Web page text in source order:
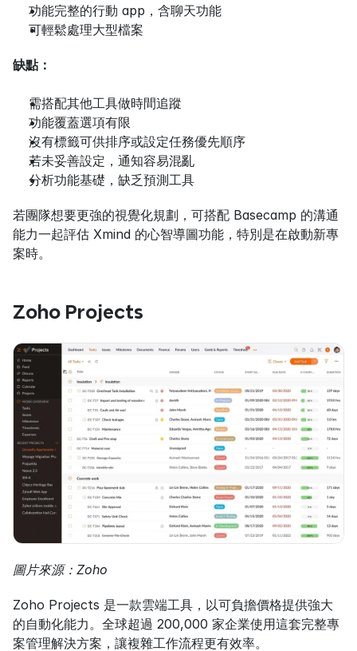
功能完整的行動 app，含聊天功能
可輕鬆處理大型檔案
缺點：
需搭配其他工具做時間追蹤
功能覆蓋選項有限
沒有標籤可供排序或設定任務優先順序
若未妥善設定，通知容易混亂
分析功能基礎，缺乏預測工具
若團隊想要更強的視覺化規劃，可搭配 Basecamp 的溝通
能力一起評估 Xmind 的心智導圖功能，特別是在啟動新專
案時。
Zoho Projects
圖片來源：Zoho
Zoho Projects 是一款雲端工具，以可負擔價格提供強大
的自動化能力。全球超過 200,000 家企業使用這套完整專
案管理解決方案，讓複雜工作流程更有效率。